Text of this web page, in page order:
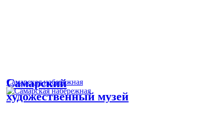
Cамарский
художественный музей
Самарская набережная